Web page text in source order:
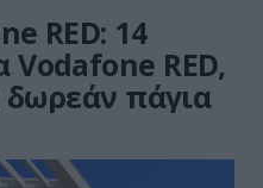
RED: 14
Vodafone RED,
δωρεάν πάγια